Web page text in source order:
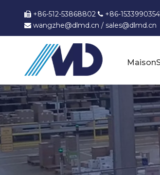
 +86-512-53868802  +86-
 wangzhe@dlmd.cn / sales@dlmd.cn
Maison